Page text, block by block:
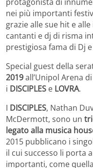
nei più importanti
grazie alle sue hit e
cantanti e dj di risma
prestigiosa fama di Dj
Special guest della
2019all’Unipol Arena
i DISCIPLES e LOVRA.
I DISCIPLES, Nathan
McDermott, sono un
legato alla musica
2015 pubblicano i
il cui successo li porta
importanti, come